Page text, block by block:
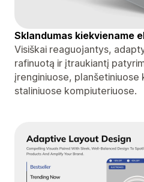
Sklandumas kiekviename
Visiškai reaguojantys,
rafinuotą ir įtraukiantį
įrenginiuose, planšetiniuose
staliniuose kompiuteriuose.